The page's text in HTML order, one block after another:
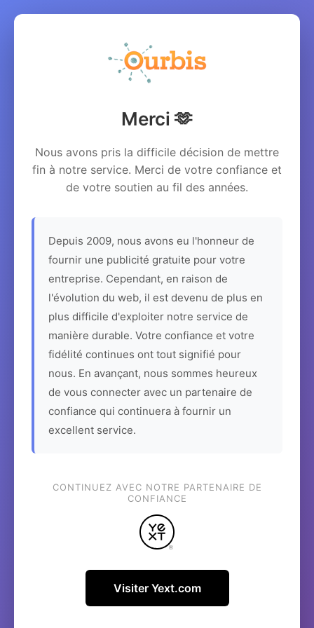
Merci 🫶
Nous avons pris la difficile décision de mettre
fin à notre service. Merci de votre confiance et
de votre soutien au fil des années.
Depuis 2009, nous avons eu l'honneur de
fournir une publicité gratuite pour votre
entreprise. Cependant, en raison de
l'évolution du web, il est devenu de plus en
plus difficile d'exploiter notre service de
manière durable. Votre confiance et votre
fidélité continues ont tout signifié pour
nous. En avançant, nous sommes heureux
de vous connecter avec un partenaire de
confiance qui continuera à fournir un
excellent service.
CONTINUEZ AVEC NOTRE PARTENAIRE DE
CONFIANCE
Visiter Yext.com